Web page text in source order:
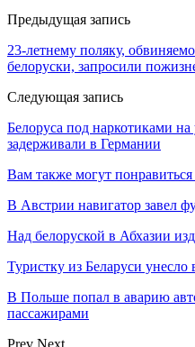
Предыдущая запись
23-летнему поляку,
белоруски, запросили
Следующая запись
Белоруса под наркотиками
задерживали в Германии
Вам также могут понравиться
В Австрии навигатор завел
Над белоруской в Абхазии
Туристку из Беларуси унесло
В Польше попал в аварию
пассажирами
Prev Next